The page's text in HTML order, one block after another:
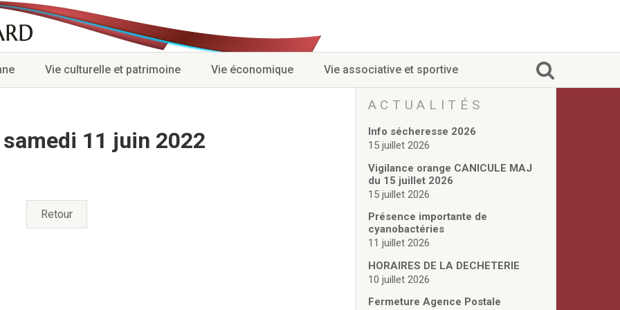
Vie culturelle et patrimoine Vie économique Vie associative et sportive
11 juin 2022
Retour
ACTUALITÉS
Info sécheresse 2026
15 juillet 2026
Vigilance orange CANICULE MAJ
du 15 juillet 2026
15 juillet 2026
Présence importante de
cyanobactéries
11 juillet 2026
HORAIRES DE LA DECHETERIE
10 juillet 2026
Fermeture Agence Postale